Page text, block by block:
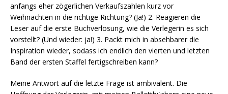
anfangs eher zögerlichen Verkaufszahlen kurz vor
Weihnachten in die richtige Richtung? (Ja!) 2. Reagieren die
Leser auf die erste Buchverlosung, wie die Verlegerin es sich
vorstellt? (Und wieder: ja!) 3. Packt mich in absehbarer die
Inspiration wieder, sodass ich endlich den vierten und letzten
Band der ersten Staffel fertigschreiben kann?
Meine Antwort auf die letzte Frage ist ambivalent. Die